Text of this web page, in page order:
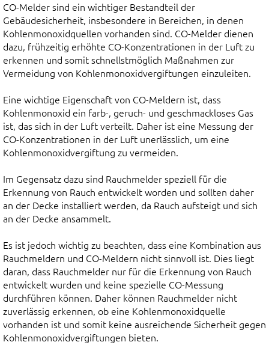
CO-Melder sind ein wichtiger Bestandteil der
Gebäudesicherheit, insbesondere in Bereichen, in denen
Kohlenmonoxidquellen vorhanden sind. CO-Melder dienen
dazu, frühzeitig erhöhte CO-Konzentrationen in der Luft zu
erkennen und somit schnellstmöglich Maßnahmen zur
Vermeidung von Kohlenmonoxidvergiftungen einzuleiten.
Eine wichtige Eigenschaft von CO-Meldern ist, dass
Kohlenmonoxid ein farb-, geruch- und geschmackloses Gas
ist, das sich in der Luft verteilt. Daher ist eine Messung der
CO-Konzentrationen in der Luft unerlässlich, um eine
Kohlenmonoxidvergiftung zu vermeiden.
Im Gegensatz dazu sind Rauchmelder speziell für die
Erkennung von Rauch entwickelt worden und sollten daher
an der Decke installiert werden, da Rauch aufsteigt und sich
an der Decke ansammelt.
Es ist jedoch wichtig zu beachten, dass eine Kombination aus
Rauchmeldern und CO-Meldern nicht sinnvoll ist. Dies liegt
daran, dass Rauchmelder nur für die Erkennung von Rauch
entwickelt wurden und keine spezielle CO-Messung
durchführen können. Daher können Rauchmelder nicht
zuverlässig erkennen, ob eine Kohlenmonoxidquelle
vorhanden ist und somit keine ausreichende Sicherheit gegen
Kohlenmonoxidvergiftungen bieten.